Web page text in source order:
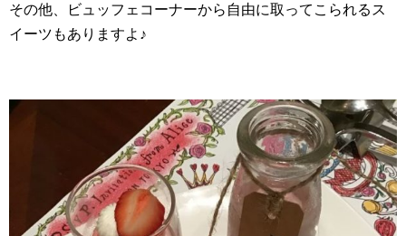
その他、ビュッフェコーナーから自由に取ってこられるス
イーツもありますよ♪